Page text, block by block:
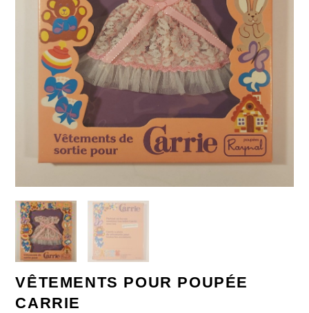
VÊTEMENTS POUR POUPÉE
CARRIE